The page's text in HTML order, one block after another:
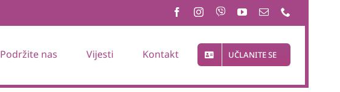
Podržite nas Vijesti Kontakt UČLANITE SE